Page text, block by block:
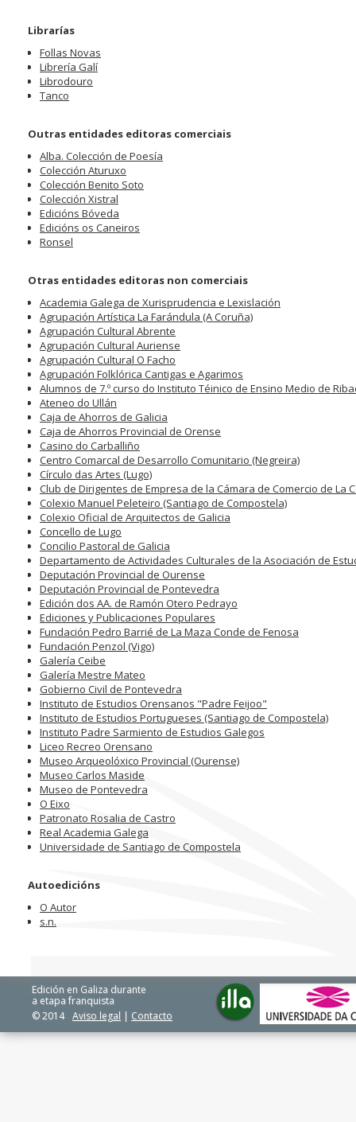
Librarías
Follas Novas
Librería Galí
Librodouro
Tanco
Outras entidades editoras comerciais
Alba. Colección de Poesía
Colección Aturuxo
Colección Benito Soto
Colección Xistral
Edicións Bóveda
Edicións os Caneiros
Ronsel
Otras entidades editoras non comerciais
Academia Galega de Xurisprudencia e Lexislación
Agrupación Artística La Farándula (A Coruña)
Agrupación Cultural Abrente
Agrupación Cultural Auriense
Agrupación Cultural O Facho
Agrupación Folklórica Cantigas e Agarimos
Alumnos de 7.º curso do Instituto Téinico de Ensino Medio de
Ateneo do Ullán
Caja de Ahorros de Galicia
Caja de Ahorros Provincial de Orense
Casino do Carballiño
Centro Comarcal de Desarrollo Comunitario (Negreira)
Círculo das Artes (Lugo)
Club de Dirigentes de Empresa de la Cámara de Comercio de La
Colexio Manuel Peleteiro (Santiago de Compostela)
Colexio Oficial de Arquitectos de Galicia
Concello de Lugo
Concilio Pastoral de Galicia
Departamento de Actividades Culturales de la Asociación de
Deputación Provincial de Ourense
Deputación Provincial de Pontevedra
Edición dos AA. de Ramón Otero Pedrayo
Ediciones y Publicaciones Populares
Fundación Pedro Barrié de La Maza Conde de Fenosa
Fundación Penzol (Vigo)
Galería Ceibe
Galería Mestre Mateo
Gobierno Civil de Pontevedra
Instituto de Estudios Orensanos "Padre Feijoo"
Instituto de Estudios Portugueses (Santiago de Compostela)
Instituto Padre Sarmiento de Estudios Galegos
Liceo Recreo Orensano
Museo Arqueolóxico Provincial (Ourense)
Museo Carlos Maside
Museo de Pontevedra
O Eixo
Patronato Rosalia de Castro
Real Academia Galega
Universidade de Santiago de Compostela
Autoedicións
O Autor
s.n.
Edición en Galiza durante
a etapa franquista
© 2014 Aviso legal | Contacto